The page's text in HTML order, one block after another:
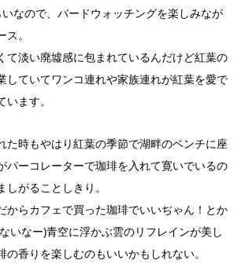
なので、バードウォッチングを楽しみなが
。
て淡い廃墟感に包まれているんだけど紅葉の
していてワンコ連れや家族連れが紅葉を愛で
ます。
た時もやはり紅葉の季節で湖畔のベンチに座
パーコレーターで珈琲を入れて寛いでいるの
がることしきり。
からカフェで買った珈琲でいいぢゃん！とか
いなー)青空に浮かぶ雲のリフレインが美し
の香りを楽しむのもいいかもしれない。